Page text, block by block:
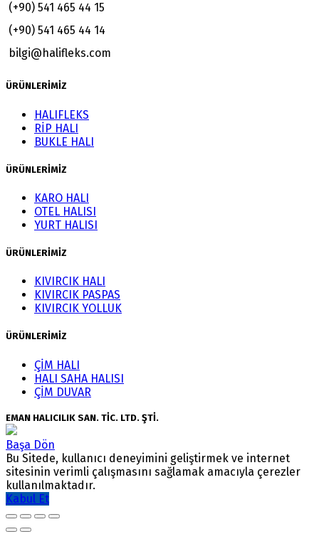
(+90) 541 465 44 15
(+90) 541 465 44 14
bilgi@halifleks.com
ÜRÜNLERİMİZ
HALIFLEKS
RİP HALI
BUKLE HALI
ÜRÜNLERİMİZ
KARO HALI
OTEL HALISI
YURT HALISI
ÜRÜNLERİMİZ
KIVIRCIK HALI
KIVIRCIK PASPAS
KIVIRCIK YOLLUK
ÜRÜNLERİMİZ
ÇİM HALI
HALI SAHA HALISI
ÇİM DUVAR
EMAN HALICILIK SAN. TİC. LTD. ŞTİ.
Başa Dön
Bu Sitede, kullanıcı deneyimini geliştirmek ve internet
sitesinin verimli çalışmasını sağlamak amacıyla çerezler
kullanılmaktadır.
Kabul Et